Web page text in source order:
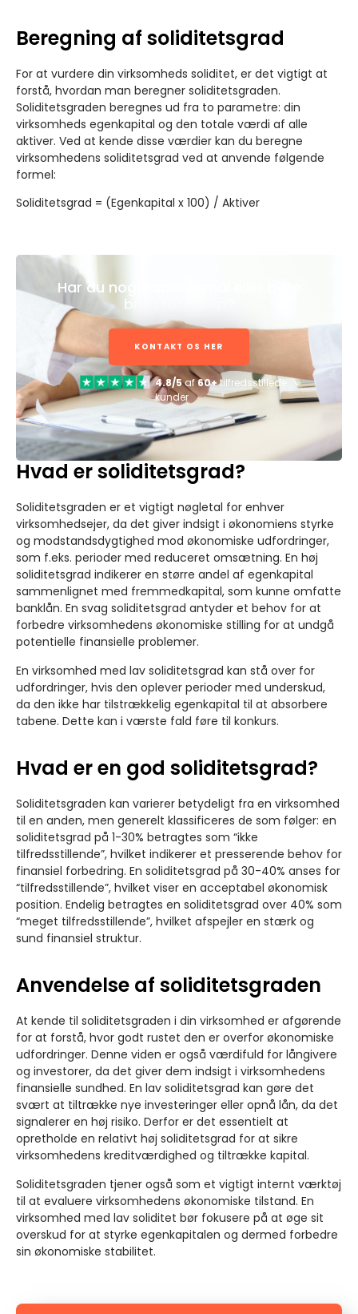
Beregning af soliditetsgrad
For at vurdere din virksomheds soliditet, er det vigtigt at
forstå, hvordan man beregner soliditetsgraden.
Soliditetsgraden beregnes ud fra to parametre: din
virksomheds egenkapital og den totale værdi af alle
aktiver. Ved at kende disse værdier kan du beregne
virksomhedens soliditetsgrad ved at anvende følgende
formel:
Soliditetsgrad = (Egenkapital x 100) / Aktiver
Har du nogle spørgsmål eller bare
brug for hjælp?
KONTAKT OS HER
4.8/5af60+tilfredsstillede
kunder
Hvad er soliditetsgrad?
Soliditetsgraden er et vigtigt nøgletal for enhver
virksomhedsejer, da det giver indsigt i økonomiens styrke
og modstandsdygtighed mod økonomiske udfordringer,
som f.eks. perioder med reduceret omsætning. En høj
soliditetsgrad indikerer en større andel af egenkapital
sammenlignet med fremmedkapital, som kunne omfatte
banklån. En svag soliditetsgrad antyder et behov for at
forbedre virksomhedens økonomiske stilling for at undgå
potentielle finansielle problemer.
En virksomhed med lav soliditetsgrad kan stå over for
udfordringer, hvis den oplever perioder med underskud,
da den ikke har tilstrækkelig egenkapital til at absorbere
tabene. Dette kan i værste fald føre til konkurs.
Hvad er en god soliditetsgrad?
Soliditetsgraden kan varierer betydeligt fra en virksomhed
til en anden, men generelt klassificeres de som følger: en
soliditetsgrad på 1-30% betragtes som “ikke
tilfredsstillende”, hvilket indikerer et presserende behov for
finansiel forbedring. En soliditetsgrad på 30-40% anses for
“tilfredsstillende”, hvilket viser en acceptabel økonomisk
position. Endelig betragtes en soliditetsgrad over 40% som
“meget tilfredsstillende”, hvilket afspejler en stærk og
sund finansiel struktur.
Anvendelse af soliditetsgraden
At kende til soliditetsgraden i din virksomhed er afgørende
for at forstå, hvor godt rustet den er overfor økonomiske
udfordringer. Denne viden er også værdifuld for långivere
og investorer, da det giver dem indsigt i virksomhedens
finansielle sundhed. En lav soliditetsgrad kan gøre det
svært at tiltrække nye investeringer eller opnå lån, da det
signalerer en høj risiko. Derfor er det essentielt at
opretholde en relativt høj soliditetsgrad for at sikre
virksomhedens kreditværdighed og tiltrække kapital.
Soliditetsgraden tjener også som et vigtigt internt værktøj
til at evaluere virksomhedens økonomiske tilstand. En
virksomhed med lav soliditet bør fokusere på at øge sit
overskud for at styrke egenkapitalen og dermed forbedre
sin økonomiske stabilitet.